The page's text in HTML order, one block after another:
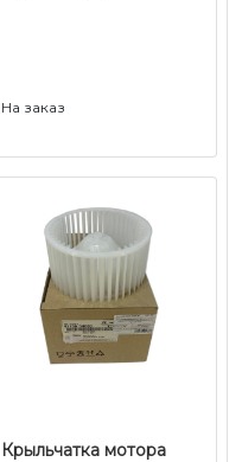
На заказ
Крыльчатка мотора